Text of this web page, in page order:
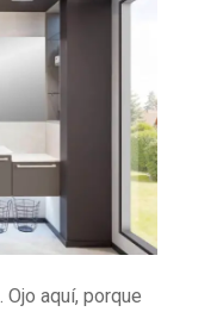
. Ojo aquí, porque